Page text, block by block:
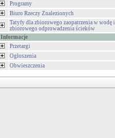
Programy
Biuro Rzeczy Znalezionych
Tatyfy dla zbiorowego zaopatrzenia w wodę i
zbiorowego odprowadzenia ścieków
Informacje
Przetargi
Ogłoszenia
Obwieszczenia